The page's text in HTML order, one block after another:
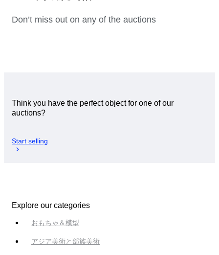
Don’t miss out on any of the auctions
Think you have the perfect object for one of our
auctions?
Start selling
Explore our categories
おもちゃ＆模型
アジア美術と部族美術